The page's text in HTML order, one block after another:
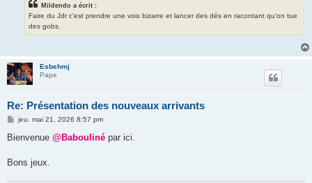
Mildendo a écrit :
Faire du Jdr c'est prendre une voix bizarre et lancer des dés en racontant qu'on tue
des gobs.
Esbehmj
Pape
Re: Présentation des nouveaux arrivants
M
s
g
jeu. mai 21, 2026 8:57 pm
Bienvenue @Babouliné par ici.
Bons jeux.